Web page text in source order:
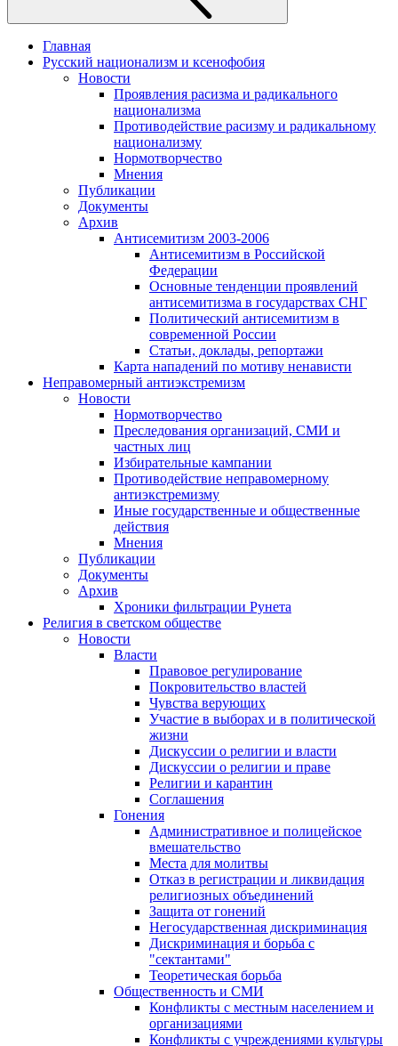
Главная
Русский национализм и ксенофобия
Новости
Проявления расизма и радикального
национализма
Противодействие расизму и радикальному
национализму
Нормотворчество
Мнения
Публикации
Документы
Архив
Антисемитизм 2003-2006
Антисемитизм в Российской
Федерации
Основные тенденции проявлений
антисемитизма в государствах СНГ
Политический антисемитизм в
современной России
Статьи, доклады, репортажи
Карта нападений по мотиву ненависти
Неправомерный антиэкстремизм
Новости
Нормотворчество
Преследования организаций, СМИ и
частных лиц
Избирательные кампании
Противодействие неправомерному
антиэкстремизму
Иные государственные и общественные
действия
Мнения
Публикации
Документы
Архив
Хроники фильтрации Рунета
Религия в светском обществе
Новости
Власти
Правовое регулирование
Покровительство властей
Чувства верующих
Участие в выборах и в политической
жизни
Дискуссии о религии и власти
Дискуссии о религии и праве
Религии и карантин
Соглашения
Гонения
Административное и полицейское
вмешательство
Места для молитвы
Отказ в регистрации и ликвидация
религиозных объединений
Защита от гонений
Негосударственная дискриминация
Дискриминация и борьба с
"сектантами"
Теоретическая борьба
Общественность и СМИ
Конфликты с местным населением и
организациями
Конфликты с учреждениями культуры